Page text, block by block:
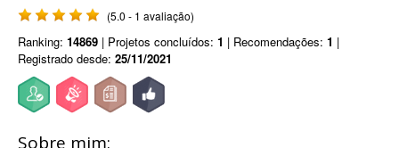
(5.0 - 1 avaliação)
Ranking: 14869 | Projetos concluídos: 1 | Recomendações: 1 |
Registrado desde: 25/11/2021
Sobre mim: